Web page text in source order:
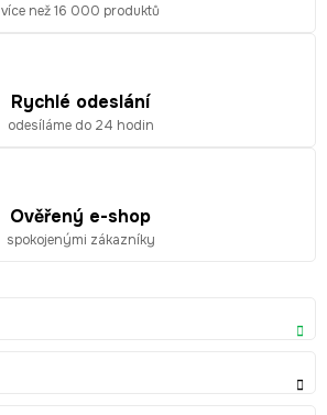
více než 16 000 produktů
Rychlé odeslání
odesíláme do 24 hodin
Ověřený e-shop
spokojenými zákazníky